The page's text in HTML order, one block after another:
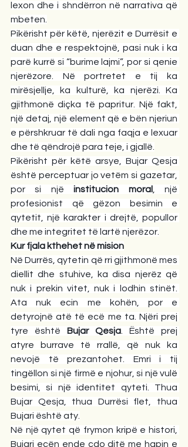
lexon dhe i shndërron në narrativa që
mbeten.
Pikërisht për këtë, njerëzit e Durrësit e
duan dhe e respektojnë, pasi nuk i ka
parë kurrë si “burime lajmi”, por si qenie
njerëzore. Në portretet e tij ka
mirësjellje, ka kulturë, ka njerëzi. Ka
gjithmonë diçka të papritur. Një fakt,
një detaj, një element që e bën njeriun
e përshkruar të dali nga faqja e lexuar
dhe të qëndrojë para teje, i gjallë.
Pikërisht për këtë arsye, Bujar Qesja
është perceptuar jo vetëm si gazetar,
por si një institucion moral
, një
profesionist që gëzon besimin e
qytetit, një karakter i drejtë, popullor
dhe me integritet të lartë njerëzor.
Kur fjala kthehet në mision
Në Durrës, qytetin që rri gjithmonë mes
diellit dhe stuhive, ka disa njerëz që
nuk i prekin vitet, nuk i lodhin stinët.
Ata nuk ecin me kohën, por e
detyrojnë atë të ecë me ta. Njëri prej
tyre është Bujar Qesja . Është prej
atyre burrave të rrallë, që nuk ka
nevojë të prezantohet. Emri i tij
tingëllon si një firmë e njohur, si një vulë
besimi, si një identitet qyteti. Thua
Bujar Qesja, thua Durrësi flet, thua
Bujari është aty.
Në një qytet që frymon kripë e histori,
Bujari ecën ende çdo ditë me hapin e